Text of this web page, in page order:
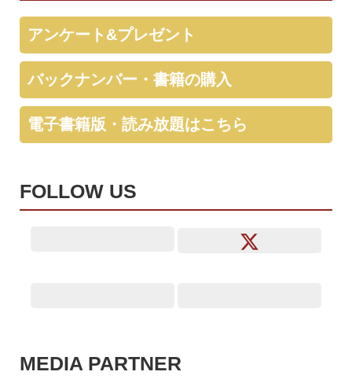
アンケート&プレゼント
バックナンバー・書籍の購入
電子書籍版・読み放題はこちら
FOLLOW US
MEDIA PARTNER